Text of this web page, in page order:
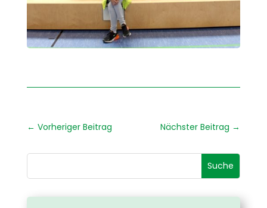
← Vorheriger Beitrag Nächster Beitrag →